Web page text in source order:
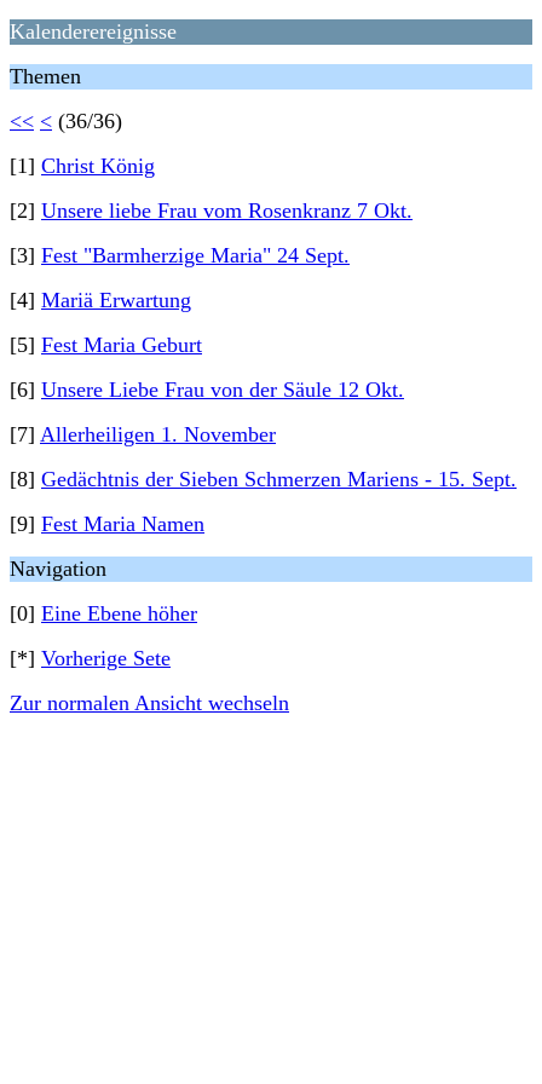
Kalenderereignisse
Themen
<< < (36/36)
[1] Christ König
[2] Unsere liebe Frau vom Rosenkranz 7 Okt.
[3] Fest "Barmherzige Maria" 24 Sept.
[4] Mariä Erwartung
[5] Fest Maria Geburt
[6] Unsere Liebe Frau von der Säule 12 Okt.
[7] Allerheiligen 1. November
[8] Gedächtnis der Sieben Schmerzen Mariens - 15. Sept.
[9] Fest Maria Namen
Navigation
[0] Eine Ebene höher
[*] Vorherige Sete
Zur normalen Ansicht wechseln